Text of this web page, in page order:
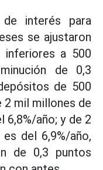
interés para
se ajustaron
inferiores a 500
de 0,3
de 500
2 mil millones de
6,8%/año; y de 2
del 6,9%/año,
de 0,3 puntos